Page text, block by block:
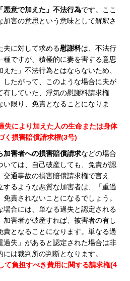
「悪意で加えた」不法行為です。ここ
害の意思という意味として解釈さ
夫に対して求める慰謝料は、不法行
ですが、積極的に妻を害する意思
た」不法行為とはならないため、
したがって、このような場合に夫が
有していた、浮気の慰謝料請求権
限り、免責となることになりま
失により加えた人の生命または身体
く損害賠償請求権(3号)
加害者への損害賠償請求などの場合
いては、自己破産しても、免責が認
通事故の損害賠償請求権で言え
するような悪質な加害者は、「重過
責されないことになるでしょう。
場合には、単なる過失と認定される
害者が破産すれば、被害者の有し
となることになります。単なる過
過失」があると認定された場合は非
は裁判所の判断となります。
て負担すべき費用に関する請求権(4